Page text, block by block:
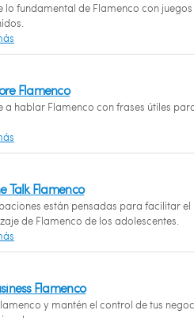
lo fundamental de Flamenco con juegos
Flamenco
a hablar Flamenco con frases útiles
Talk Flamenco
están pensadas para facilitar el
de Flamenco de los adolescentes.
Flamenco
y mantén el control de tus